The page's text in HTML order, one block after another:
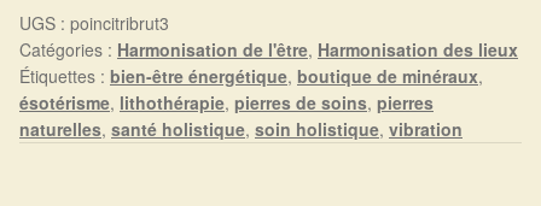
Protection énergétique : Trouvez votre bouclier
intérieur
Les pierres en détail
UGS : poincitribrut3
Catégories : Harmonisation de l'être, Harmonisation des lieux
Étiquettes : bien-être énergétique, boutique de minéraux,
ésotérisme, lithothérapie, pierres de soins, pierres
naturelles, santé holistique, soin holistique, vibration